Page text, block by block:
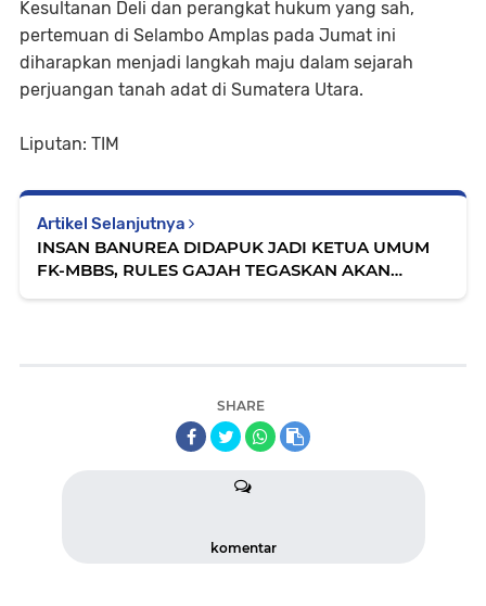
Kesultanan Deli dan perangkat hukum yang sah,
pertemuan di Selambo Amplas pada Jumat ini
diharapkan menjadi langkah maju dalam sejarah
perjuangan tanah adat di Sumatera Utara.
Liputan: TIM
Artikel Selanjutnya
INSAN BANUREA DIDAPUK JADI KETUA UMUM
FK-MBBS, RULES GAJAH TEGASKAN AKAN
SHARE
komentar